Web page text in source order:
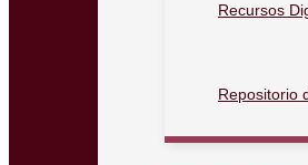
Recursos
Repositorio